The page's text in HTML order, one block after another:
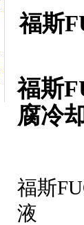
福斯
福斯
腐冷
福斯
液